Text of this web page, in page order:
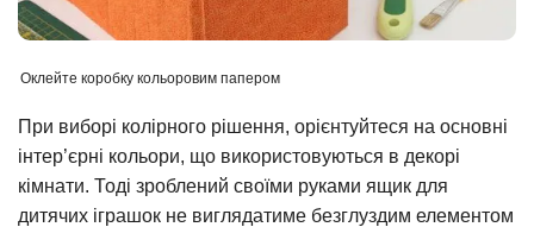
Оклейте коробку кольоровим папером
При виборі колірного рішення, орієнтуйтеся на основні
інтер’єрні кольори, що використовуються в декорі
кімнати. Тоді зроблений своїми руками ящик для
дитячих іграшок не виглядатиме безглуздим елементом